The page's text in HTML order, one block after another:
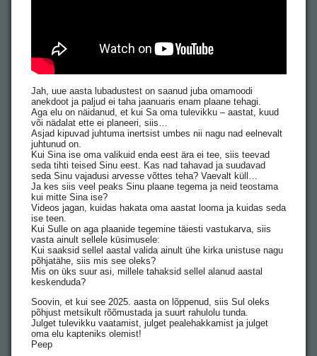
Jah, uue aasta lubadustest on saanud juba omamoodi
anekdoot ja paljud ei taha jaanuaris enam plaane tehagi.
Aga elu on näidanud, et kui Sa oma tulevikku – aastat, kuud
või nädalat ette ei planeeri, siis…
Asjad kipuvad juhtuma inertsist umbes nii nagu nad eelnevalt
juhtunud on.
Kui Sina ise oma valikuid enda eest ära ei tee, siis teevad
seda tihti teised Sinu eest. Kas nad tahavad ja suudavad
seda Sinu vajadusi arvesse võttes teha? Vaevalt küll…
Ja kes siis veel peaks Sinu plaane tegema ja neid teostama
kui mitte Sina ise?
Videos jagan, kuidas hakata oma aastat looma ja kuidas seda
ise teen.
Kui Sulle on aga plaanide tegemine täiesti vastukarva, siis
vasta ainult sellele küsimusele:
Kui saaksid sellel aastal valida ainult ühe kirka unistuse nagu
põhjatähe, siis mis see oleks?
Mis on üks suur asi, millele tahaksid sellel alanud aastal
keskenduda?
Soovin, et kui see 2025. aasta on lõppenud, siis Sul oleks
põhjust metsikult rõõmustada ja suurt rahulolu tunda.
Julget tulevikku vaatamist, julget pealehakkamist ja julget
oma elu kapteniks olemist!
Peep